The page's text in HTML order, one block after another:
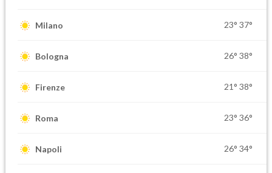
Milano 23° 37°
Bologna 26° 38°
Firenze 21° 38°
Roma 23° 36°
Napoli 26° 34°